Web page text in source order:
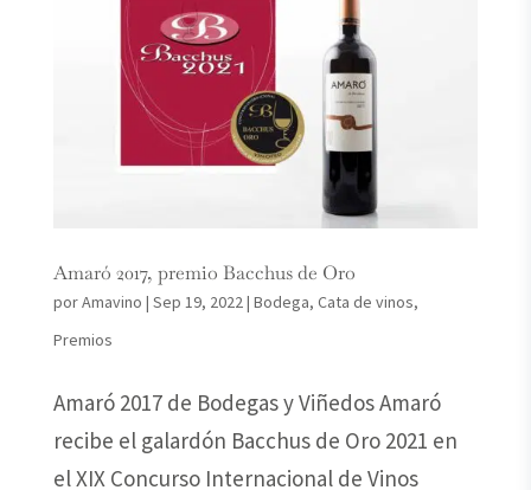
Amaró 2017, premio Bacchus de Oro
porAmavino | Sep 19, 2022| Bodega, Cata de vinos,
Premios
Amaró 2017 de Bodegas y Viñedos Amaró
recibe el galardón Bacchus de Oro 2021 en
el XIX Concurso Internacional de Vinos